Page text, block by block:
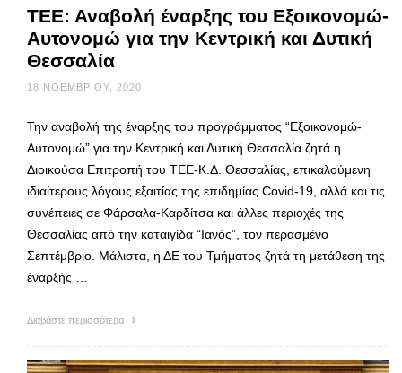
ΤΕΕ: Αναβολή έναρξης του Εξοικονομώ-
Αυτονομώ για την Κεντρική και Δυτική
Θεσσαλία
18 ΝΟΕΜΒΡΊΟΥ, 2020
Την αναβολή της έναρξης του προγράμματος “Εξοικονομώ-
Αυτονομώ” για την Κεντρική και Δυτική Θεσσαλία ζητά η
Διοικούσα Επιτροπή του ΤΕΕ-Κ.Δ. Θεσσαλίας, επικαλούμενη
ιδιαίτερους λόγους εξαιτίας της επιδημίας Covid-19, αλλά και τις
συνέπειες σε Φάρσαλα-Καρδίτσα και άλλες περιοχές της
Θεσσαλίας από την καταιγίδα “Ιανός”, τον περασμένο
Σεπτέμβριο. Μάλιστα, η ΔΕ του Τμήματος ζητά τη μετάθεση της
έναρξής …
Διαβάστε περισσότερα